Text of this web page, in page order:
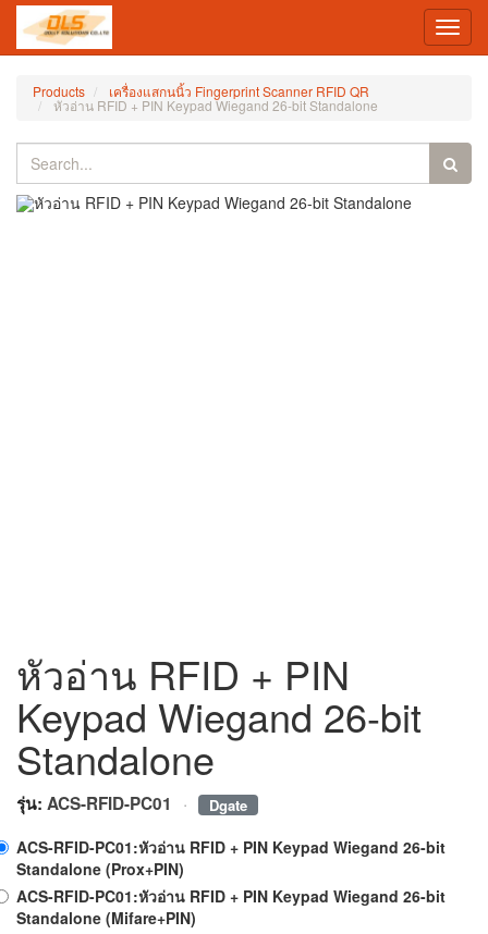
Products เครื่องแสกนนิ้ว Fingerprint Scanner RFID QR
หัวอ่าน RFID + PIN Keypad Wiegand 26-bit Standalone
หัวอ่าน RFID + PIN
Keypad Wiegand 26-bit
Standalone
รุ่น: ACS-RFID-PC01 · Dgate
ACS-RFID-PC01:หัวอ่าน RFID + PIN Keypad Wiegand 26-bit
Standalone (Prox+PIN)
ACS-RFID-PC01:หัวอ่าน RFID + PIN Keypad Wiegand 26-bit
Standalone (Mifare+PIN)